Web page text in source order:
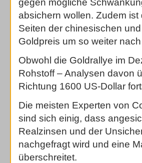
gegen mögliche
absichern wollen. Zudem
Seiten der chinesischen
Goldpreis um so weiter
Obwohl die Goldrallye im
Rohstoff – Analysen davon
Richtung 1600 US-Dollar
Die meisten Experten von
sind sich einig, dass
Realzinsen und der
nachgefragt wird und eine
überschreitet.